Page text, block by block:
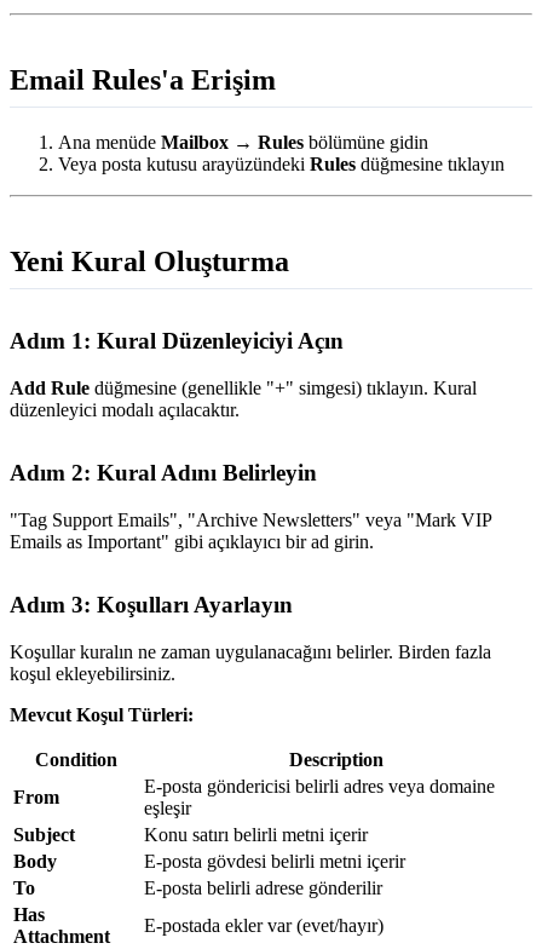
Email Rules'a Erişim
Ana menüde Mailbox → Rules bölümüne gidin
Veya posta kutusu arayüzündeki Rules düğmesine tıklayın
Yeni Kural Oluşturma
Adım 1: Kural Düzenleyiciyi Açın
Add Rule düğmesine (genellikle "+" simgesi) tıklayın. Kural
düzenleyici modalı açılacaktır.
Adım 2: Kural Adını Belirleyin
"Tag Support Emails", "Archive Newsletters" veya "Mark VIP
Emails as Important" gibi açıklayıcı bir ad girin.
Adım 3: Koşulları Ayarlayın
Koşullar kuralın ne zaman uygulanacağını belirler. Birden fazla
koşul ekleyebilirsiniz.
Mevcut Koşul Türleri:
Condition
Description
From
E-posta göndericisi belirli adres veya domaine
eşleşir
Subject
Konu satırı belirli metni içerir
Body
E-posta gövdesi belirli metni içerir
To
E-posta belirli adrese gönderilir
Has
Attachment
E-postada ekler var (evet/hayır)